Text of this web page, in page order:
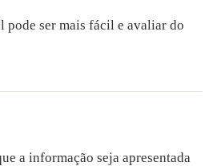
pode ser mais fácil e avaliar do
a informação seja apresentada